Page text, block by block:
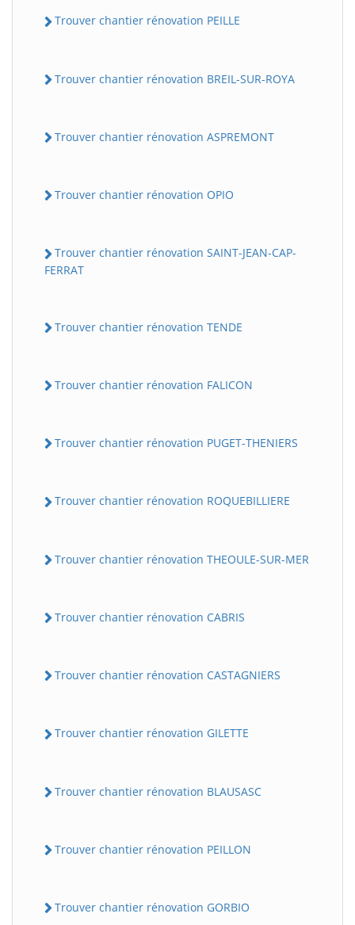
Trouver chantier rénovation PEILLE
Trouver chantier rénovation BREIL-SUR-ROYA
Trouver chantier rénovation ASPREMONT
Trouver chantier rénovation OPIO
Trouver chantier rénovation SAINT-JEAN-CAP-
FERRAT
Trouver chantier rénovation TENDE
Trouver chantier rénovation FALICON
Trouver chantier rénovation PUGET-THENIERS
Trouver chantier rénovation ROQUEBILLIERE
Trouver chantier rénovation THEOULE-SUR-MER
Trouver chantier rénovation CABRIS
Trouver chantier rénovation CASTAGNIERS
Trouver chantier rénovation GILETTE
Trouver chantier rénovation BLAUSASC
Trouver chantier rénovation PEILLON
Trouver chantier rénovation GORBIO